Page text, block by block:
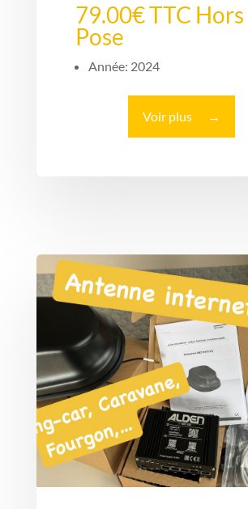
79.00€ TTC Hors
Pose
Année: 2024
Voir plus →